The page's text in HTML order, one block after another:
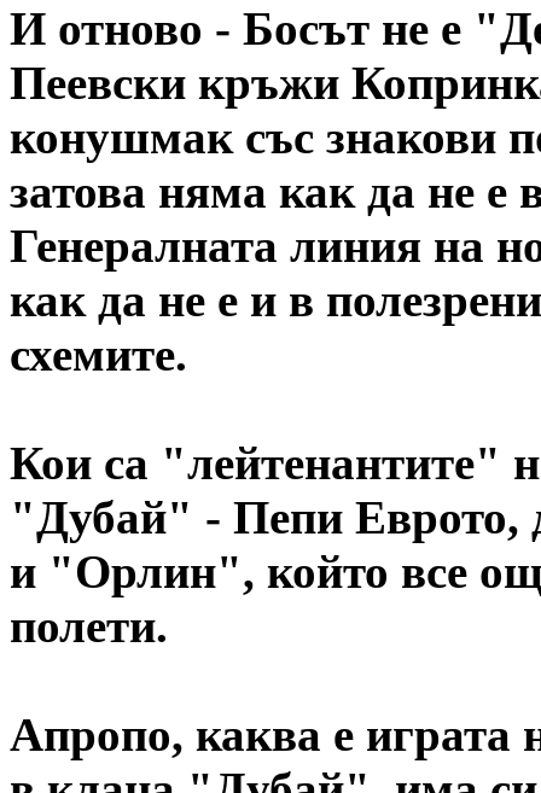
И отново - Босът не е
Пеевски кръжи
конушмак със знакови
затова няма как да не е
Генералната линия на
как да не е и в
схемите.
Кои са "лейтенантите"
"Дубай" - Пепи
и "Орлин", който все
полети.
Апропо, каква е играта